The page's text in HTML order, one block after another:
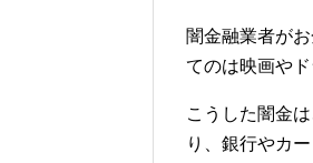
闇金融業者が
てのは映画や
こうした闇金
り、銀行やカ